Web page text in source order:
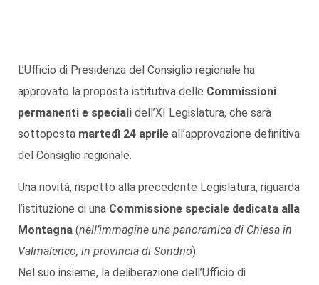
L’Ufficio di Presidenza del Consiglio regionale ha
approvato la proposta istitutiva delle Commissioni
permanenti e speciali dell’XI Legislatura, che sarà
sottoposta martedì 24 aprile all’approvazione definitiva
del Consiglio regionale.
Una novità, rispetto alla precedente Legislatura, riguarda
l’istituzione di una Commissione speciale dedicata alla
Montagna (nell’immagine una panoramica di Chiesa in
Valmalenco, in provincia di Sondrio).
Nel suo insieme, la deliberazione dell’Ufficio di